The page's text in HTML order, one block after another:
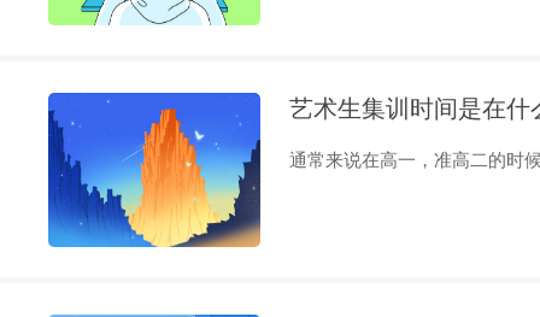
艺术生集训时间是在
通常来说在高一，准高二的时